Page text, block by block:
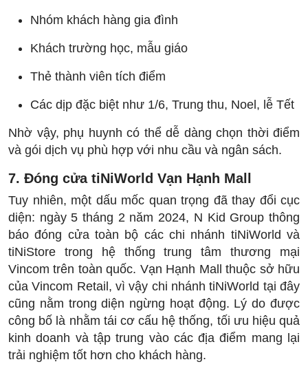
Nhóm khách hàng gia đình
Khách trường học, mẫu giáo
Thẻ thành viên tích điểm
Các dịp đặc biệt như 1/6, Trung thu, Noel, lễ Tết
Nhờ vậy, phụ huynh có thể dễ dàng chọn thời điểm
và gói dịch vụ phù hợp với nhu cầu và ngân sách.
7. Đóng cửa tiNiWorld Vạn Hạnh Mall
Tuy nhiên, một dấu mốc quan trọng đã thay đổi cục
diện: ngày 5 tháng 2 năm 2024, N Kid Group thông
báo đóng cửa toàn bộ các chi nhánh tiNiWorld và
tiNiStore trong hệ thống trung tâm thương mại
Vincom trên toàn quốc. Vạn Hạnh Mall thuộc sở hữu
của Vincom Retail, vì vậy chi nhánh tiNiWorld tại đây
cũng nằm trong diện ngừng hoạt động. Lý do được
công bố là nhằm tái cơ cấu hệ thống, tối ưu hiệu quả
kinh doanh và tập trung vào các địa điểm mang lại
trải nghiệm tốt hơn cho khách hàng.